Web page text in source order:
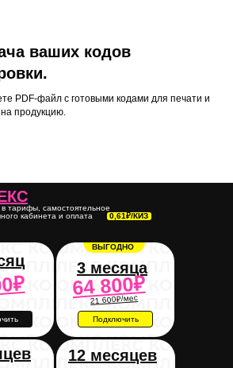
ваших кодов
PDF-файл с готовыми кодами для печати и
продукцию.
12 месяцев
3 месяца
64 800₽
21 600₽/мес
Подключить
ВЫГОДНО
0,61₽/КИЗ
тарифы, самостоятельное
кабинета и оплата